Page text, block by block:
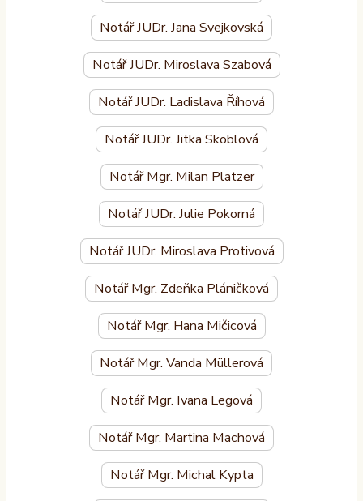
Notář JUDr. Jana Svejkovská
Notář JUDr. Miroslava Szabová
Notář JUDr. Ladislava Říhová
Notář JUDr. Jitka Skoblová
Notář Mgr. Milan Platzer
Notář JUDr. Julie Pokorná
Notář JUDr. Miroslava Protivová
Notář Mgr. Zdeňka Pláničková
Notář Mgr. Hana Mičicová
Notář Mgr. Vanda Müllerová
Notář Mgr. Ivana Legová
Notář Mgr. Martina Machová
Notář Mgr. Michal Kypta